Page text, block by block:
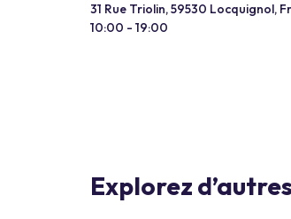
31 Rue Triolin, 59530 Locquignol,
10:00 - 19:00
Explorez